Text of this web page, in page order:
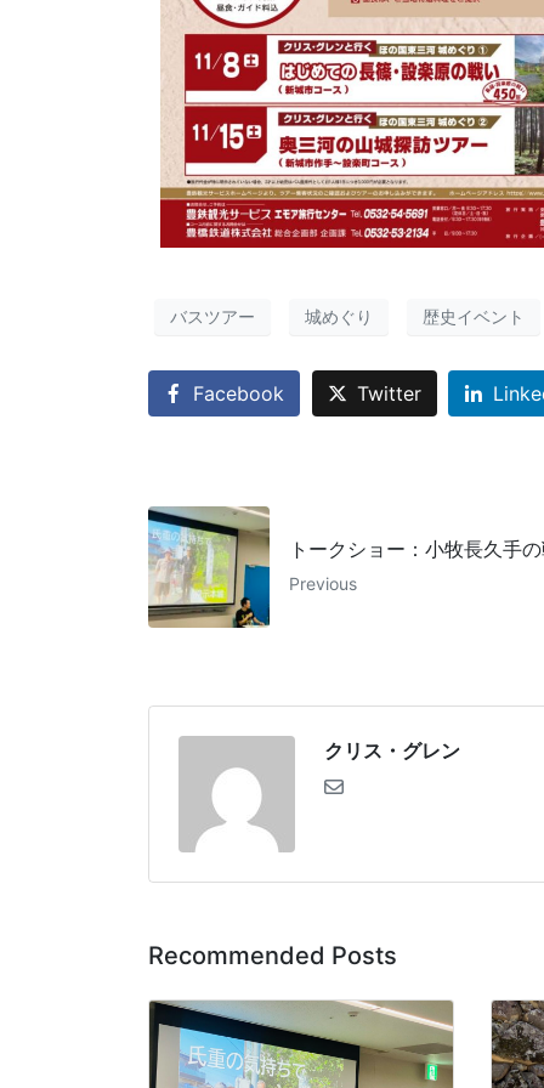
バスツアー 城めぐり 歴史イベント
Facebook Twitter
トークショー：小牧長久手
Previous
クリス・グレン
Recommended Posts